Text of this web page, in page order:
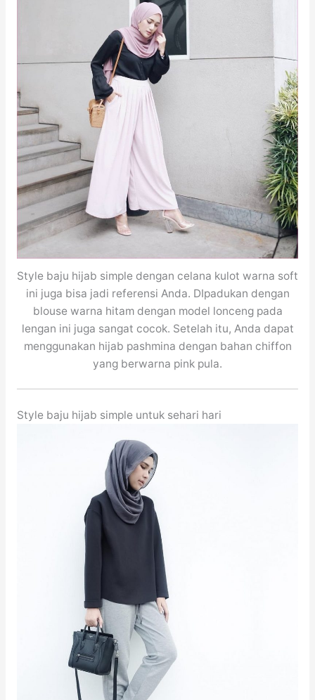
Style baju hijab simple dengan celana kulot warna soft
ini juga bisa jadi referensi Anda. DIpadukan dengan
blouse warna hitam dengan model lonceng pada
lengan ini juga sangat cocok. Setelah itu, Anda dapat
menggunakan hijab pashmina dengan bahan chiffon
yang berwarna pink pula.
Style baju hijab simple untuk sehari hari